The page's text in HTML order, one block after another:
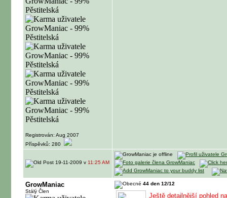
Registrován: Aug 2007
Příspěvků: 280
19-11-2009 v 11:25 AM
GrowManiac
Stálý Člen
44 den 12/12
Ještě detailnější pohled